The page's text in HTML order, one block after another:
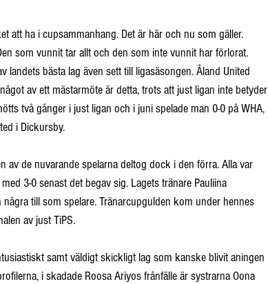
att ha i cupsammanhang. Det är här och nu som gäller.
som vunnit tar allt och den som inte vunnit har förlorat.
landets bästa lag även sett till ligasäsongen. Åland United
av ett mästarmöte är detta, trots att just ligan inte betyder
två gånger i just ligan och i juni spelade man 0-0 på WHA,
i Dickursby.
av de nuvarande spelarna deltog dock i den förra. Alla var
3-0 senast det begav sig. Lagets tränare Pauliina
till som spelare. Tränarcupgulden kom under hennes
av just TiPS.
samt väldigt skickligt lag som kanske blivit aningen
i skadade Roosa Ariyos frånfälle är systrarna Oona